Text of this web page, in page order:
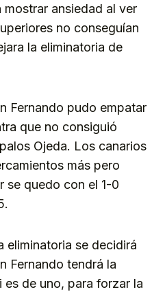
ansiedad al ver
no conseguían
la eliminatoria de
Fernando pudo empatar
que no consiguió
Ojeda. Los canarios
más pero
se quedo con el 1-0
eliminatoria se decidirá
Fernando tendrá la
de uno, para forzar la